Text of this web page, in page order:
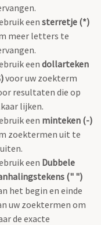
eensterretje (*)
meer letters te
eendollarteken
voor uw zoekterm
resultaten die op
lijken.
een minteken (-)
zoektermen uit te
een Dubbele
(" ")
het begin en einde
uw zoektermen om
de exacte